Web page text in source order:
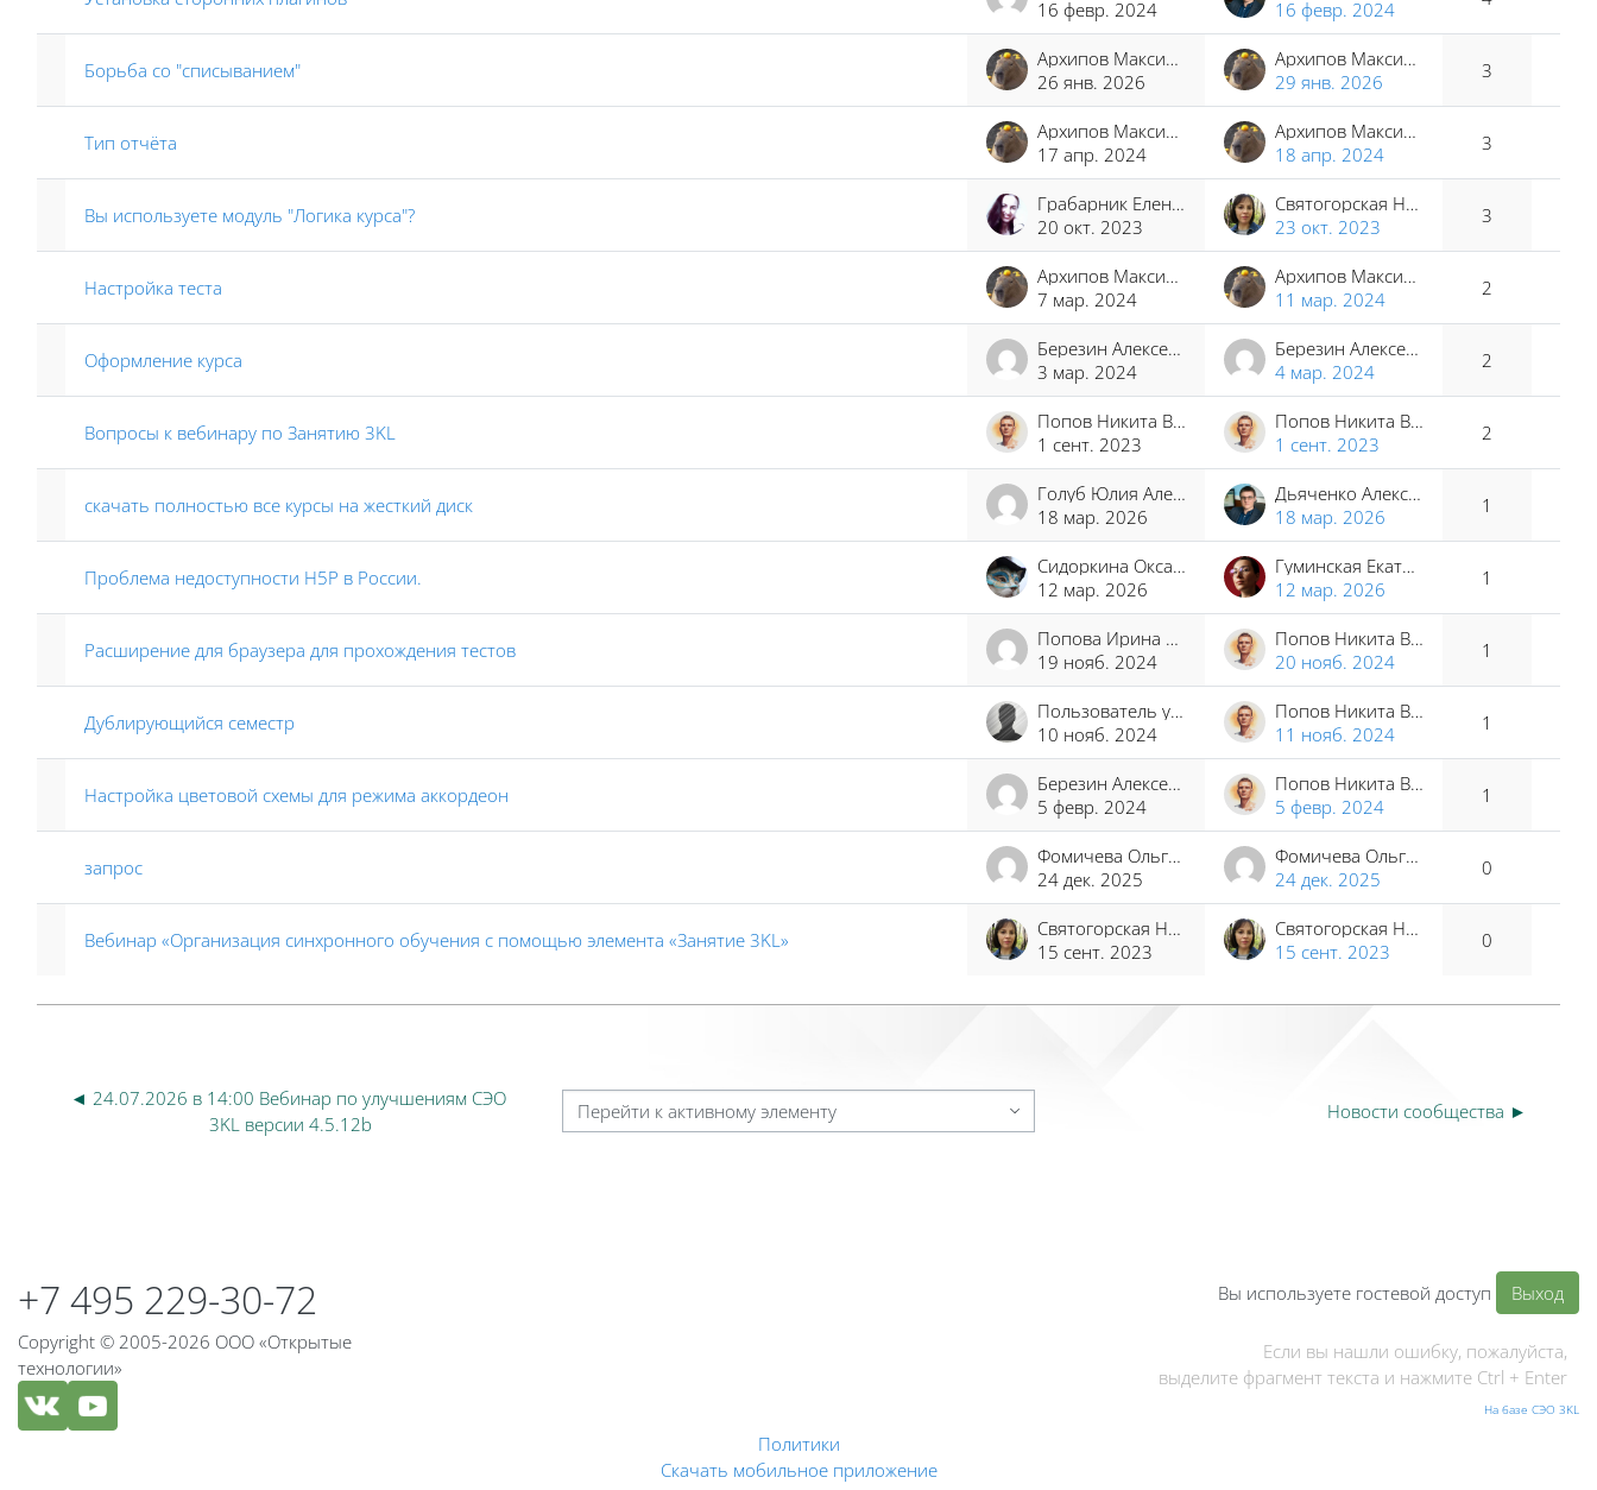
16 февр. 2024
16 февр. 2024
Борьба со "списыванием"
Архипов Максим Сергеевич
26 янв. 2026
Архипов Максим Сергеевич
29 янв. 2026
3
Тип отчёта
Архипов Максим Сергеевич
17 апр. 2024
Архипов Максим Сергеевич
18 апр. 2024
3
Вы используете модуль "Логика курса"?
Грабарник Елена Владимировна
20 окт. 2023
Святогорская Наталья Владимировна
23 окт. 2023
3
Настройка теста
Архипов Максим Сергеевич
7 мар. 2024
Архипов Максим Сергеевич
11 мар. 2024
2
Оформление курса
Березин Алексей Юрьевич
3 мар. 2024
Березин Алексей Юрьевич
4 мар. 2024
2
Вопросы к вебинару по Занятию 3KL
Попов Никита Владимирович
1 сент. 2023
Попов Никита Владимирович
1 сент. 2023
2
скачать полностью все курсы на жесткий диск
Голуб Юлия Александровна
18 мар. 2026
Дьяченко Алексей Владимирович
18 мар. 2026
1
Проблема недоступности H5P в России.
Сидоркина Оксана Сергеевна
12 мар. 2026
Гуминская Екатерина Викторовна
12 мар. 2026
1
Расширение для браузера для прохождения тестов
Попова Ирина Юрьевна
19 нояб. 2024
Попов Никита Владимирович
20 нояб. 2024
1
Дублирующийся семестр
Пользователь удален
10 нояб. 2024
Попов Никита Владимирович
11 нояб. 2024
1
Настройка цветовой схемы для режима аккордеон
Березин Алексей Юрьевич
5 февр. 2024
Попов Никита Владимирович
5 февр. 2024
1
запрос
Фомичева Ольга Юрьевна
24 дек. 2025
Фомичева Ольга Юрьевна
24 дек. 2025
0
Вебинар «Организация синхронного обучения с помощью элемента «Занятие 3KL»
Святогорская Наталья Владимировна
15 сент. 2023
Святогорская Наталья Владимировна
15 сент. 2023
0
◄ 24.07.2026 в 14:00 Вебинар по улучшениям СЭО
3KL версии 4.5.12b
Перейти к активному элементу Новости сообщества ►
+7 495 229-30-72
Copyright © 2005-2026 ООО «Открытые
технологии»
Вы используете гостевой доступ Выход
Если вы нашли ошибку, пожалуйста,
выделите фрагмент текста и нажмите Ctrl + Enter
На базе СЭО 3KL
Политики
Скачать мобильное приложение